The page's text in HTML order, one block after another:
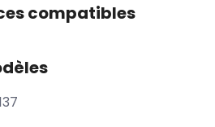
compatibles